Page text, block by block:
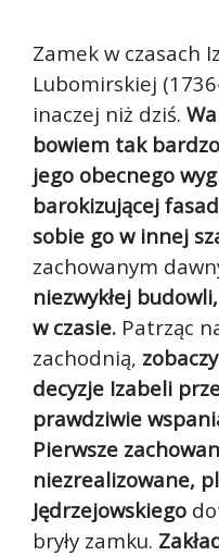
Zamek w czasach
Lubomirskiej
inaczej niż dziś.
bowiem tak
jego obecnego
barokizującej
sobie go w innej
zachowanym
niezwykłej
w czasie. Patrząc
zachodnią,
decyzje Izabeli
prawdziwie
Pierwsze
niezrealizowane,
Jędrzejowskiego
bryły zamku.